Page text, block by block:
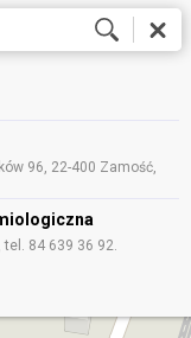
96, 22-400 Zamość,
tel. 84 639 36 92.